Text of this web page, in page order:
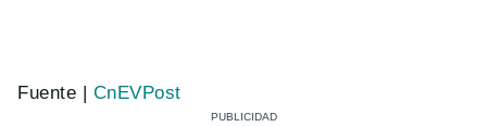
Fuente | CnEVPost